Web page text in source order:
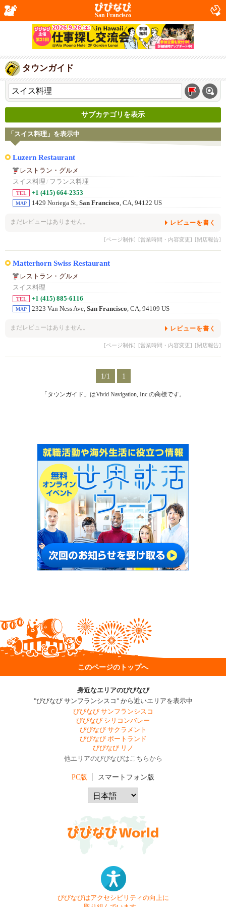
San Francisco
タウンガイド
サブカテゴリを表示
「スイス料理」を表示中
Luzern Restaurant
レストラン・グルメ
スイス料理 / フランス料理
TEL +1 (415) 664-2353
MAP 1429 Noriega St, San Francisco, CA, 94122 US
まだレビューはありません。 レビューを書く
[ページ制作] [営業時間・内容変更] [閉店報告]
Matterhorn Swiss Restaurant
レストラン・グルメ
スイス料理
TEL +1 (415) 885-6116
MAP 2323 Van Ness Ave, San Francisco, CA, 94109 US
まだレビューはありません。 レビューを書く
[ページ制作] [営業時間・内容変更] [閉店報告]
1/1 1
「タウンガイド」はVivid Navigation, Inc.の商標です。
このページのトップへ
身近なエリアのびびなび
"びびなび サンフランシスコ" から近いエリアを表示中
びびなび サンフランシスコ
びびなび シリコンバレー
びびなび サクラメント
びびなび ポートランド
びびなび リノ
他エリアのびびなびはこちらから
PC版 スマートフォン版
びびなびはアクセシビリティの向上に